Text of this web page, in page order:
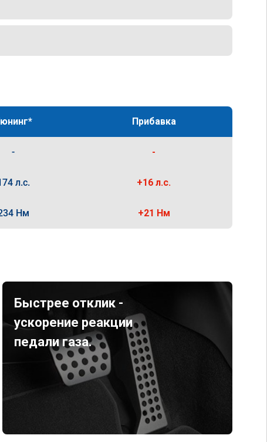
Прибавка
- -
л.с. +16 л.с.
Нм +21 Нм
Быстрее отклик -
ускорение реакции
педали газа.